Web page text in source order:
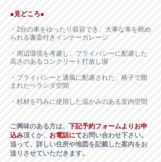
●見どころ●
・2台の車をゆったり収容でき、大事な車を眺め
られる書斎付きインナーガレージ
・周辺環境を考慮し、プライバシーに配慮した
高さのあるコンクリート打放し塀
・プライバシーと通風に配慮された、格子で囲
まれたベランダ空間
・杉材を巧みに使用した温かみのある室内空間
ご興味のある方は、 下記予約フォームよりお申
込み頂くか、 お電話にてお問い合わせ下さい。
追って、詳しい住所や地図を記載した案内をお
送りさせていただきます。